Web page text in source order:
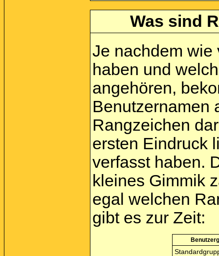
Was sind
Je nachdem wie
haben und
angehören,
Benutzernamen
Rangzeichen
ersten Eindruck
verfasst haben.
kleines Gimmik
egal welchen
gibt es zur Zeit: